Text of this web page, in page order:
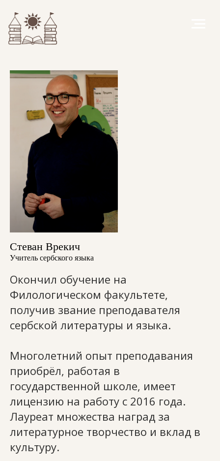
Стеван Врекич
Учитель сербского языка
Окончил обучение на
Филологическом факультете,
получив звание преподавателя
сербской литературы и языка.
Многолетний опыт преподавания
приобрёл, работая в
государственной школе, имеет
лицензию на работу с 2016 года.
Лауреат множества наград за
литературное творчество и вклад в
культуру.